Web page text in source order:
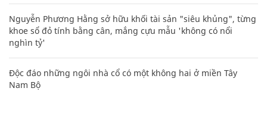
Nguyễn Phương Hằng sở hữu khối tài sản "siêu khủng", từng
khoe sổ đỏ tính bằng cân, mắng cựu mẫu 'không có nổi
nghìn tỷ'
Độc đáo những ngôi nhà cổ có một không hai ở miền Tây
Nam Bộ